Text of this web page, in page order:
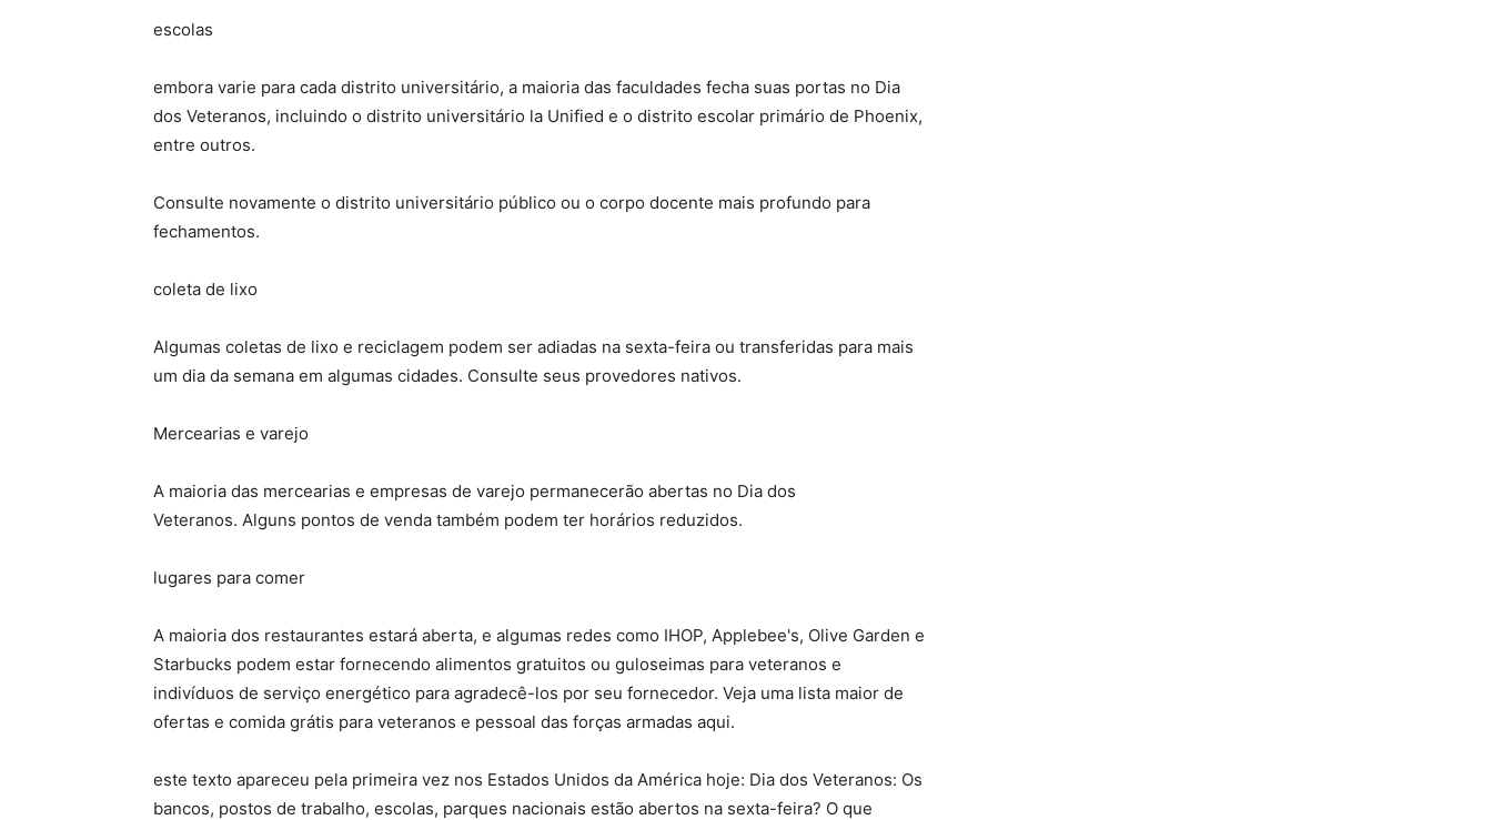
escolas
embora varie para cada distrito universitário, a maioria das faculdades fecha suas portas no Dia
dos Veteranos, incluindo o distrito universitário la Unified e o distrito escolar primário de Phoenix,
entre outros.
Consulte novamente o distrito universitário público ou o corpo docente mais profundo para
fechamentos.
coleta de lixo
Algumas coletas de lixo e reciclagem podem ser adiadas na sexta-feira ou transferidas para mais
um dia da semana em algumas cidades. Consulte seus provedores nativos.
Mercearias e varejo
A maioria das mercearias e empresas de varejo permanecerão abertas no Dia dos
Veteranos. Alguns pontos de venda também podem ter horários reduzidos.
lugares para comer
A maioria dos restaurantes estará aberta, e algumas redes como IHOP, Applebee's, Olive Garden e
Starbucks podem estar fornecendo alimentos gratuitos ou guloseimas para veteranos e
indivíduos de serviço energético para agradecê-los por seu fornecedor. Veja uma lista maior de
ofertas e comida grátis para veteranos e pessoal das forças armadas aqui.
este texto apareceu pela primeira vez nos Estados Unidos da América hoje: Dia dos Veteranos: Os
bancos, postos de trabalho, escolas, parques nacionais estão abertos na sexta-feira? O que